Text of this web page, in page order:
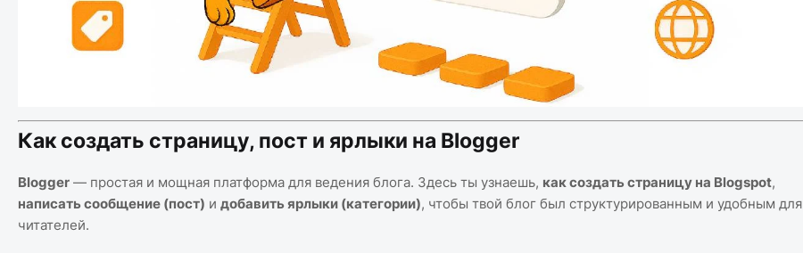
Как создать страницу, пост и ярлыки на Blogger
Blogger — простая и мощная платформа для ведения блога. Здесь ты узнаешь, как создать страницу на Blogspot,
написать сообщение (пост) и добавить ярлыки (категории), чтобы твой блог был структурированным и удобным для
читателей.